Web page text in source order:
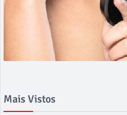
Mais Vistos